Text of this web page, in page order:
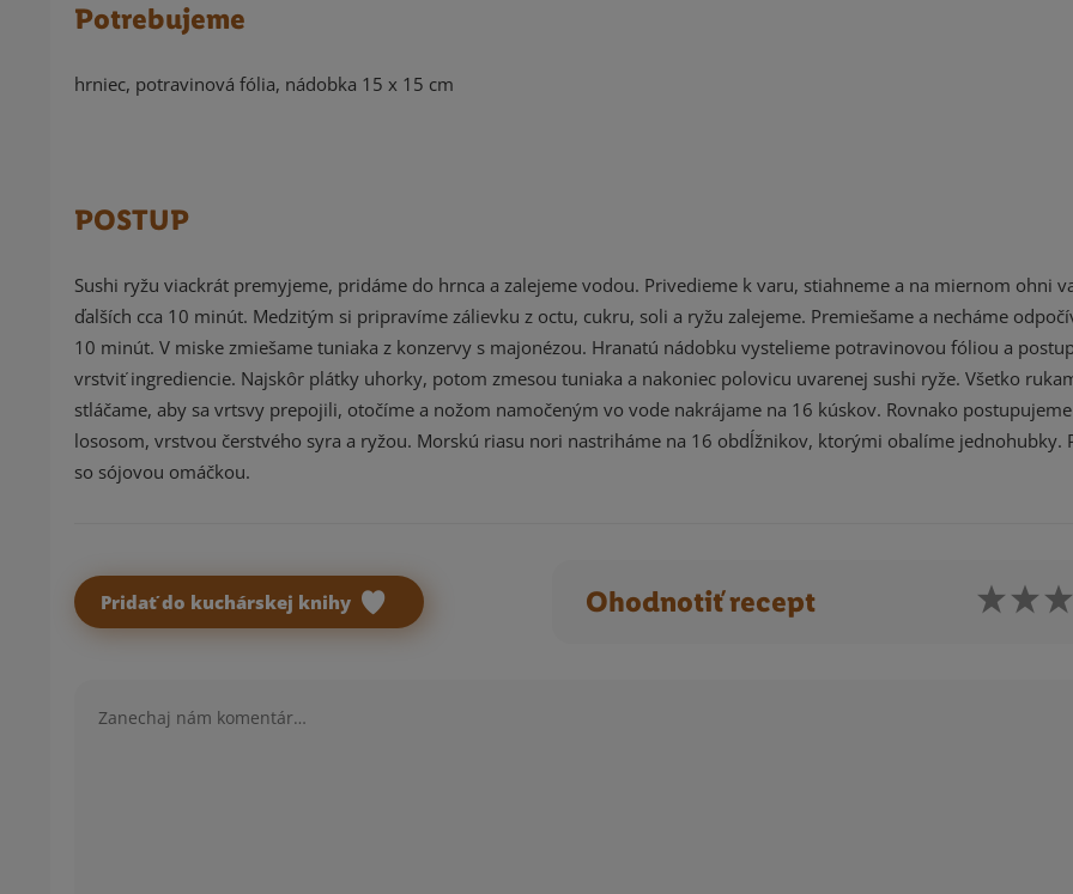
Potrebujeme
hrniec, potravinová fólia, nádobka 15 x 15 cm
POSTUP
Sushi ryžu viackrát premyjeme, pridáme do hrnca a zalejeme vodou. Privedieme k varu, stiahneme a na miernom ohni
ďalších cca 10 minút. Medzitým si pripravíme zálievku z octu, cukru, soli a ryžu zalejeme. Premiešame a necháme
10 minút. V miske zmiešame tuniaka z konzervy s majonézou. Hranatú nádobku vystelieme potravinovou fóliou a
vrstviť ingrediencie. Najskôr plátky uhorky, potom zmesou tuniaka a nakoniec polovicu uvarenej sushi ryže. Všetko
stláčame, aby sa vrtsvy prepojili, otočíme a nožom namočeným vo vode nakrájame na 16 kúskov. Rovnako
lososom, vrstvou čerstvého syra a ryžou. Morskú riasu nori nastriháme na 16 obdĺžnikov, ktorými obalíme jednohubky.
so sójovou omáčkou.
Pridať do kuchárskej knihy Ohodnotiť recept